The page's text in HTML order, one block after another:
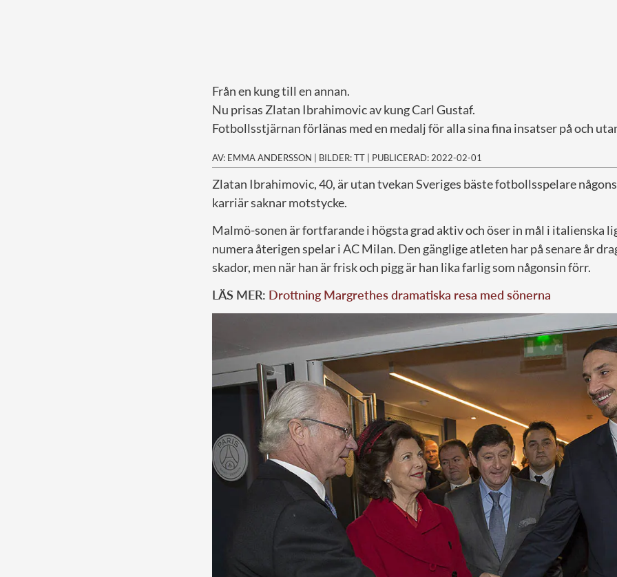
Från en kung till en annan.
Nu prisas Zlatan Ibrahimovic av kung Carl Gustaf.
Fotbollsstjärnan förlänas med en medalj för alla sina fina insatser på och
AV: EMMA ANDERSSON | BILDER: TT | PUBLICERAD: 2022-02-01
Zlatan Ibrahimovic, 40, är utan tvekan Sveriges bäste fotbollsspelare
karriär saknar motstycke.
Malmö-sonen är fortfarande i högsta grad aktiv och öser in mål i italienska
numera återigen spelar i AC Milan. Den gänglige atleten har på senare år
skador, men när han är frisk och pigg är han lika farlig som någonsin förr.
LÄS MER: Drottning Margrethes dramatiska resa med sönerna